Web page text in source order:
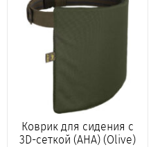
Коврик для сидения с
3D-сеткой (АНА) (Olive)